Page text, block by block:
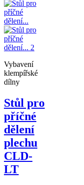
Vybavení
klempířské
dílny
Stůl pro
příčné
dělení
plechu
CLD-
LT